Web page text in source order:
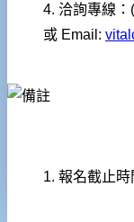
4. 洽詢專線
或 Email:
1. 報名截止